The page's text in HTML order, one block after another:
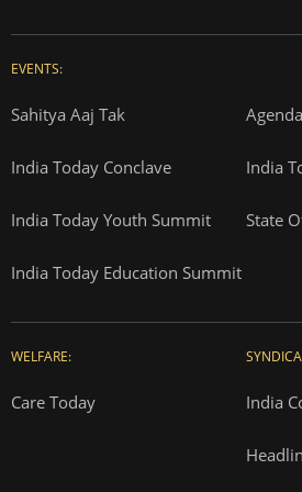
EVENTS:
Sahitya Aaj Tak
India Today Conclave India
India Today Youth Summit State
India Today Education Summit
WELFARE:
Care Today India